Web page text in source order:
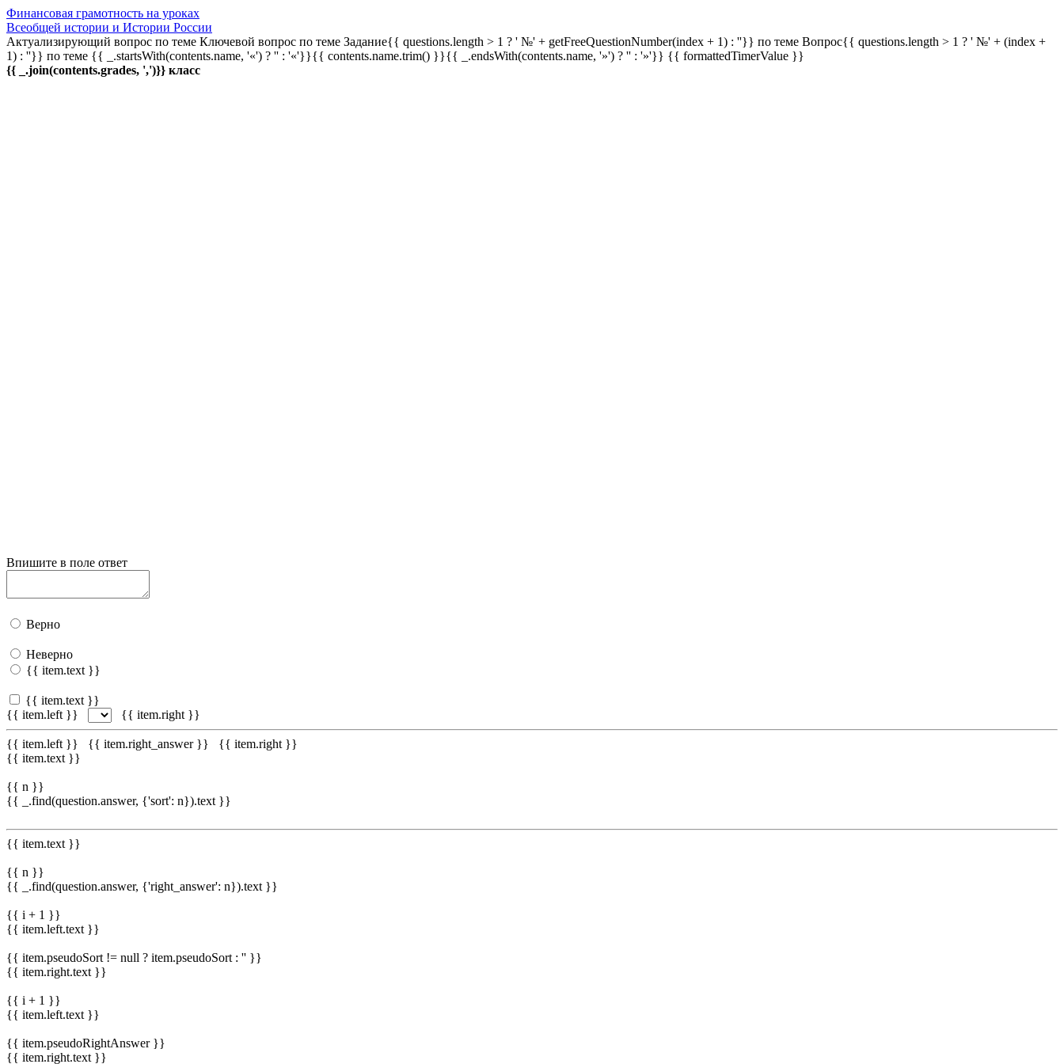
Финансовая грамотность на уроках
Всеобщей истории и Истории России
Актуализирующий вопрос по теме Ключевой вопрос по теме Задание{{ questions.length > 1 ? ' №' + getFreeQuestionNumber(index + 1) : ''}} по теме Вопрос{{ questions.length > 1 ? ' №' + (index +
1) : ''}} по теме {{ _.startsWith(contents.name, '«') ? '' : '«'}}{{ contents.name.trim() }}{{ _.endsWith(contents.name, '»') ? '' : '»'}} {{ formattedTimerValue }}
{{ _.join(contents.grades, ',')}} класс
Впишите в поле ответ
Верно
Неверно
{{ item.text }}
{{ item.text }}
{{ item.left }}
{{ item.right }}
{{ item.left }} {{ item.right_answer }}
{{ item.right }}
{{ item.text }}
{{ n }}
{{ _.find(question.answer, {'sort': n}).text }}
{{ item.text }}
{{ n }}
{{ _.find(question.answer, {'right_answer': n}).text }}
{{ i + 1 }}
{{ item.left.text }}
{{ item.pseudoSort != null ? item.pseudoSort : '' }}
{{ item.right.text }}
{{ i + 1 }}
{{ item.left.text }}
{{ item.pseudoRightAnswer }}
{{ item.right.text }}